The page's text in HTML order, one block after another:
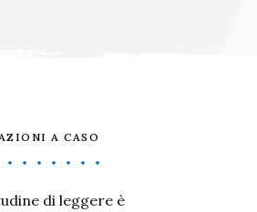
A CASO
di leggere è